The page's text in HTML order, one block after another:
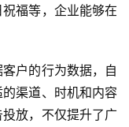
福等，企业能够在
户的行为数据，自
渠道、时机和内容
放，不仅提升了广